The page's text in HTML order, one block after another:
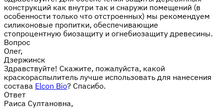
конструкций как внутри так и снаружи помещений (в
особенности только что отстроенных) мы рекомендуем
силиконовые пропитки, обеспечивающие
стопроцентную биозащиту и огнебиозащиту древесины.
Вопрос
Олег,
Дзержинск
Здравствуйте! Скажите, пожалуйста, какой
краскораспылитель лучше использовать для нанесения
состава Elcon Bio? Спасибо.
Ответ
Раиса Султановна,